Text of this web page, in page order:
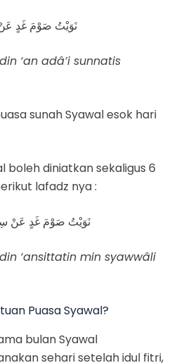
نَوَيْتُ صَوْمَ غَدٍ عَنْ
‘an adâ’i sunnatis
sunah Syawal esok hari
boleh diniatkan sekaligus 6
lafadz nya :
نَوَيْتُ صَوْمَ غَدٍ عَنْ
‘ansittatin min syawwâli
Puasa Syawal?
bulan Syawal
sehari setelah idul fitri,